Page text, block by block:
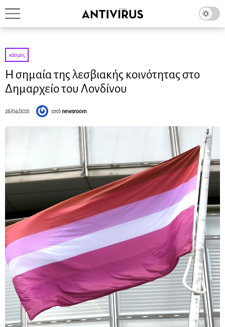
κόσμος
Η σημαία της λεσβιακής κοινότητας στο
Δημαρχείο του Λονδίνου
26/04/2021 από newsroom